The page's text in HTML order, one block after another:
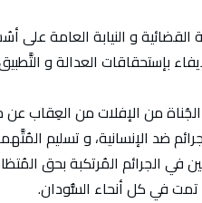
و النيابة العامة على
بإستحقاقات العدالة و
من الإفلات من العِقاب عن
ضد الإنسانية، و تسليم
في الجرائم المُرتكبة بحق
تمت في كل أنحاء السُّودان.